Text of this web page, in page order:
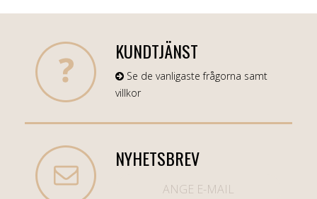
KUNDTJÄNST
Se de vanligaste frågorna samt
villkor
NYHETSBREV